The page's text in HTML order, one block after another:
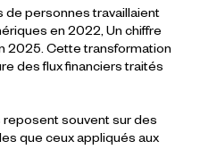
de personnes travaillaient
en 2022, Un chiffre
2025. Cette transformation
des flux financiers traités
souvent sur des
que ceux appliqués aux